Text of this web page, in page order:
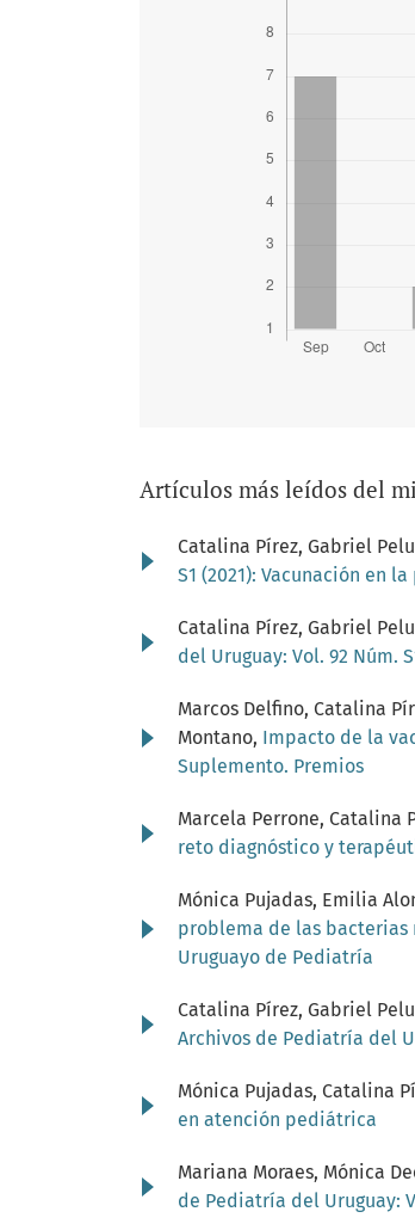
Artículos más leídos del
Catalina Pírez, Gabriel
S1 (2021): Vacunación en
Catalina Pírez, Gabriel
del Uruguay: Vol. 92 Núm.
Marcos Delfino, Catalina
Montano, Impacto de la
Suplemento. Premios
Marcela Perrone, Catalina
reto diagnóstico y
Mónica Pujadas, Emilia
problema de las
Uruguayo de Pediatría
Catalina Pírez, Gabriel
Archivos de Pediatría del
Mónica Pujadas, Catalina
en atención pediátrica
Mariana Moraes, Mónica
de Pediatría del Uruguay: